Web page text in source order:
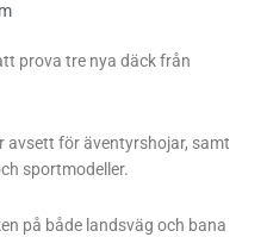
prova tre nya däck från
avsett för äventyrshojar, samt
sportmodeller.
på både landsväg och bana